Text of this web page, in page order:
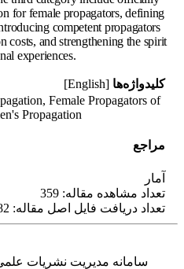
for female propagators, defining
competent propagators
costs, and strengthening the spirit
experiences.
کلیدواژه‌ها [English]
Female Propagators of
Propagation
مراجع
آمار
تعداد مشاهده مقاله: 359
تعداد دریافت فایل اصل مقاله: 182
سامانه مدیریت نشریات